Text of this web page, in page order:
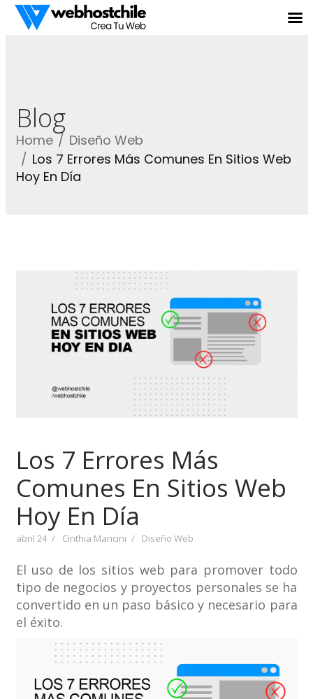
Blog
Home
Diseño Web
Los 7 Errores Más Comunes En Sitios Web
Hoy En Día
Los 7 Errores Más
Comunes En Sitios Web
Hoy En Día
abril 24 Cinthia Mancini Diseño Web
El uso de los sitios web para promover todo
tipo de negocios y proyectos personales se ha
convertido en un paso básico y necesario para
el éxito.